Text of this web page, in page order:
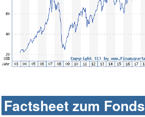
Factsheet zum Fonds